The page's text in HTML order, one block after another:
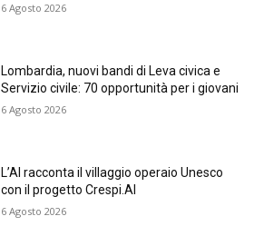
6 Agosto 2026
Lombardia, nuovi bandi di Leva civica e
Servizio civile: 70 opportunità per i giovani
6 Agosto 2026
L’AI racconta il villaggio operaio Unesco
con il progetto Crespi.AI
6 Agosto 2026